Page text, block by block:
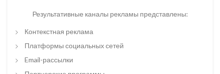
Результативные каналы рекламы представлены:
Контекстная реклама
Платформы социальных сетей
Email-рассылки